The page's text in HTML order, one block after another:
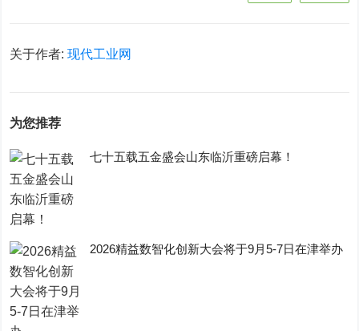
关于作者:现代工业网
为您推荐
七十五载五金盛会山东临沂重磅启幕！
2026精益数智化创新大会将于9月5-7日在津举办